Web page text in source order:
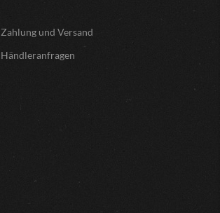
Zahlung und Versand
Händleranfragen